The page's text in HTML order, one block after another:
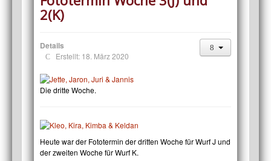
2(K)
Details
Erstellt: 18. März 2020
Die dritte Woche.
Heute war der Fototermin der dritten Woche für Wurf J und
der zweiten Woche für Wurf K.